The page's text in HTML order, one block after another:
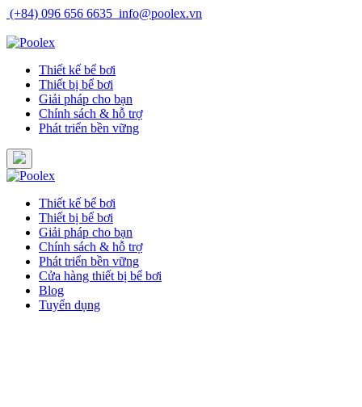
Skip
content
(+84) 096 656 6635 info@poolex.vn
Thiết kế bể bơi
Thiết bị bể bơi
Giải pháp cho bạn
Chính sách & hỗ trợ
Phát triển bền vững
Thiết kế bể bơi
Thiết bị bể bơi
Giải pháp cho bạn
Chính sách & hỗ trợ
Phát triển bền vững
Cửa hàng thiết bị bể bơi
Blog
Tuyển dụng